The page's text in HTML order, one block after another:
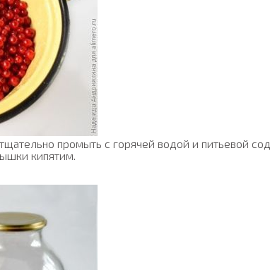
промыть с горячей водой и питьевой
кипятим.